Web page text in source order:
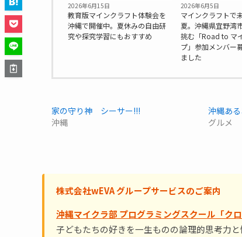
2026年6月15日
教育版マインクラフト体験会を
沖縄で開催中。夏休みの自由研
究や探究学習にもおすすめ
2026年6月5日
マインクラフトで
夏。沖縄県宜野湾
挑む「Road to マ
プ」参加メンバー
ました
家の守り神 シーサー!!!
沖縄
沖縄あ
グルメ
株式会社wEVA グループサービスのご案内
沖縄マイクラ部 プログラミングスクール「クロ
子どもたちの好きを一生ものの論理的思考力